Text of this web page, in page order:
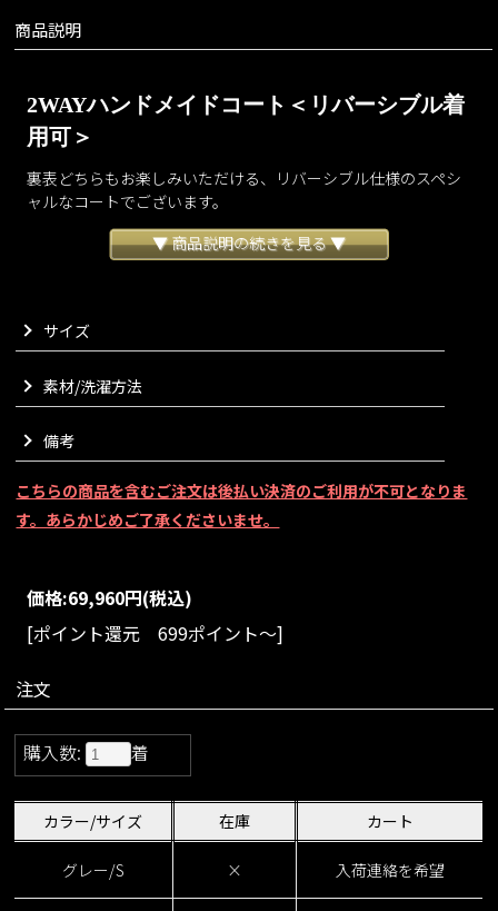
商品説明
2WAYハンドメイドコート＜リバーシブル着
用可＞
裏表どちらもお楽しみいただける、リバーシブル仕様のスペシ
ャルなコートでございます。
通常そのまま縫製される生地端の表と裏を専用のカッターで割
き、表と表を手縫いで縫い合わせた贅沢なリバー生地を使用し
裏地が無いのに空気を含んだように暖かく軽く、優雅で洗練さ
計算された美しい配色使いのリバーシブル仕立てで、気分やス
タイリングに合わせてお召しいただけるのが最大のポイント。
ちらりと覗くカラーコントラストが印象的な存在感を放ちま
す。
首元の大きなショールリボンはコートと一体化しており、顔ま
わりを華やかに見せてくれます。
そのまま垂らしてスタイリッシュに、マフラーのように首に巻
ネートに楽しみを添えてくれます。
全体のシルエットはリラックス感がありながらも全身をスッキ
リ縦長に見せてくれるパターンにこだわりました。
なく仕上げております。
上質感がありながらも気負わず纏え、日常から特別なシーンま
で幅広く活躍してくれる一着でございます。
VARIATION
size：S/M/L color：キャメル/チェック/グレー/ピンク
▼ 商品説明の続きを見る ▼
サイズ
素材/洗濯方法
備考
こちらの商品を含むご注文は後払い決済のご利用が不可となりま
す。あらかじめご了承くださいませ。
価格:69,960円(税込)
[ポイント還元 699ポイント～]
注文
購入数: 着
カラー/サイズ 在庫 カート
グレー/S × 入荷連絡を希望